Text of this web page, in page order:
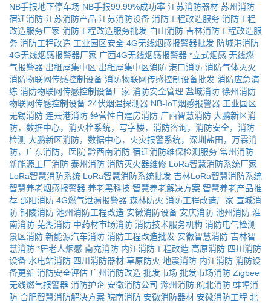
NB手报地下停车场 NB手报99.99%成功率 江苏消防器材 苏州消防
宿迁消防 江苏消防产品 江苏消防设备 消防工程改造服务 消防工程
改造服务厂家 消防工程改造服务批发 白山消防 吉林消防工程改造服
务 消防工程改造 工业园区安全 4G无线烟感报警器批发 防城港消防
4G无线烟感报警器厂家 广西4G无线烟感报警器 *立式烟感 无线燃
气报警器 出租屋集中区 出租屋集中区消防 港口消防 消防气体灭火
消防物联网传感控制设备 消防物联网传感控制设备批发 消防应急演
练 消防物联网传感控制设备厂家 消防安全管理 盐城消防 徐州消防
物联网传感控制设备 24伏烟温探测器 NB-IoT烟感报警器 工业园区
无锡消防 连云港消防 经营性自建房消防 广西智慧消防 大鹏新区消
防，数据中心，消火栓系统，写字楼，消防咨询，消防安全，消防
检测 大鹏新区消防，数据中心，火灾报警系统，深圳盐田，万霖消
防，广东消防，医院 黔西南消防 宿迁消防维保检测服务 常州消防
新能源工厂消防 泰州消防 消防灭火器维修 LoRa智慧消防系统厂家
LoRa智慧消防系统 LoRa智慧消防系统批发 吉林LoRa智慧消防系统
智慧养老烟感报警器 养老黑科技 智慧养老解决方案 智慧养老产品推
荐 邵阳消防 4G燃气泄漏报警器 森林防火 消防工程改造厂家 宣城消
防 铜陵消防 池州消防工程改造 安徽消防设备 安庆消防 池州消防 淮
南消防 芜湖消防 中药材市场消防 消防技术服务机构 消防电气检测
景区消防 新能源汽车消防 消防工程改造批发 安徽智慧消防 吉林智
慧消防 *居老人烟感 南充消防 内江消防工程改造 高原消防 四川消防
设备 水电站消防 四川消防器材 草原防火 地震消防 内江消防 消防设
备更新 消防安全评估 广州消防改造 批发市场 批发市场消防 Zigbee
无线燃气报警器 消防护企 安徽消防公司 滁州消防 皖北消防 蚌埠消
防 合肥智慧消防解决方案 皖南消防 安徽消防器材 安徽消防工程 北